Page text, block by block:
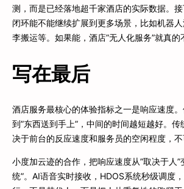
测，而是已经落地超千家酒店的实际数据。
闭环能不能继续扩展到更多场景，比如机器
李搬运等。如果能，酒店”无人化服务”就真的
写在最后
酒店服务最核心的体验指标之一是响应速度。
到”东西送到手上”，中间的时间越短越好。传
决于前台的反应速度和服务员的空闲程度，不
小度加云迹的合作，把响应速度从”取决于人”
统”。AI语音实时接收，HDOS系统秒级调度